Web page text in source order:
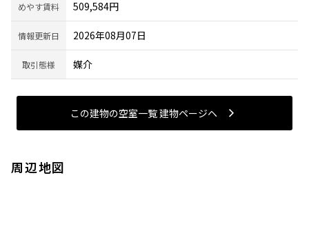
めやす賃料 509,584円
情報更新日 2026年08月07日
取引態様 媒介
この建物の空室一覧 建物ページヘ
周辺地図